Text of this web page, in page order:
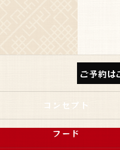
ご予約は
コンセプト
フード